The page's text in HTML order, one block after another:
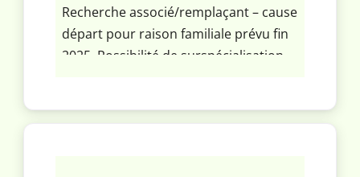
Recherche associé/remplaçant – cause
départ pour raison familiale prévu fin
2025. Possibilité de surspécialisation.
maintenant puis en 2026.